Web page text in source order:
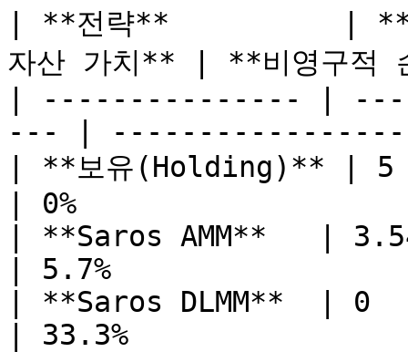
| **전략**          | **
자산 가치** | **비영구적
| --------------- |
--- |
| **보유(Holding)**
| 0%
| **Saros AMM**   |
| 5.7%
| **Saros DLMM**  |
| 33.3%